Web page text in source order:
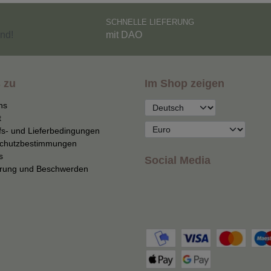
SCHNELLE LIEFERUNG
mit DAO
zu
und Lieferbedingungen
und Beschwerden
Im Shop zeigen
Social Media